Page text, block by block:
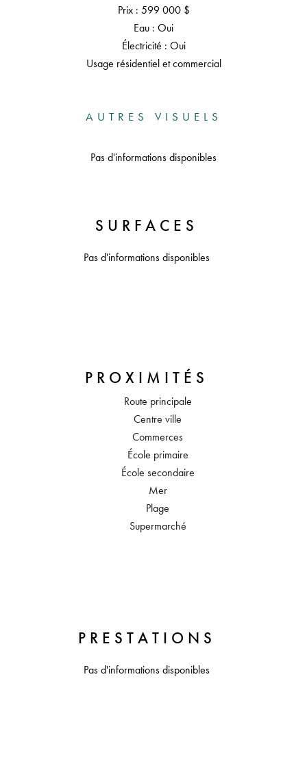
Prix : 599 000 $
Eau : Oui
Électricité : Oui
Usage résidentiel et commercial
AUTRES VISUELS
Pas d'informations disponibles
SURFACES
Pas d'informations disponibles
PROXIMITÉS
Route principale
Centre ville
Commerces
École primaire
École secondaire
Mer
Plage
Supermarché
PRESTATIONS
Pas d'informations disponibles